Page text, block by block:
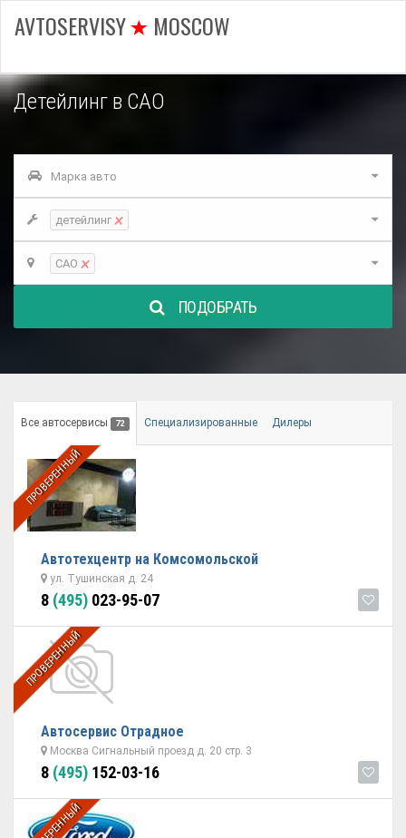
AVTOSERVISY MOSCOW
Детейлинг в САО
Марка авто
детейлинг ×
САО ×
ПОДОБРАТЬ
Все автосервисы 72 Специализированные Дилеры
ПРОВЕРЕННЫЙ
Автотехцентр на Комсомольской
ул. Тушинская д. 24
8 (495) 023-95-07
ПРОВЕРЕННЫЙ
Автосервис Отрадное
Москва Сигнальный проезд д. 20 стр. 3
8 (495) 152-03-16